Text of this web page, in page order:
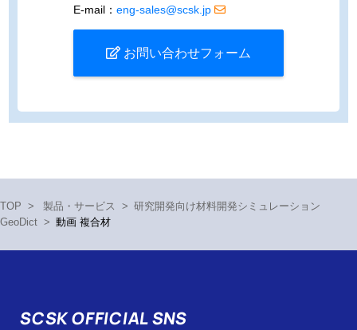
TOP > 製品・サービス > 研究開発向け材料開発シミュレーション
GeoDict > 動画 複合材
E-mail： eng-sales@scsk.jp
お問い合わせフォーム
SCSK OFFICIAL SNS